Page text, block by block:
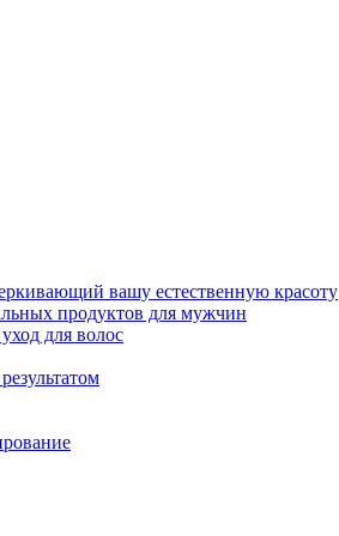
вашу естественную красоту
продуктов для мужчин
для волос